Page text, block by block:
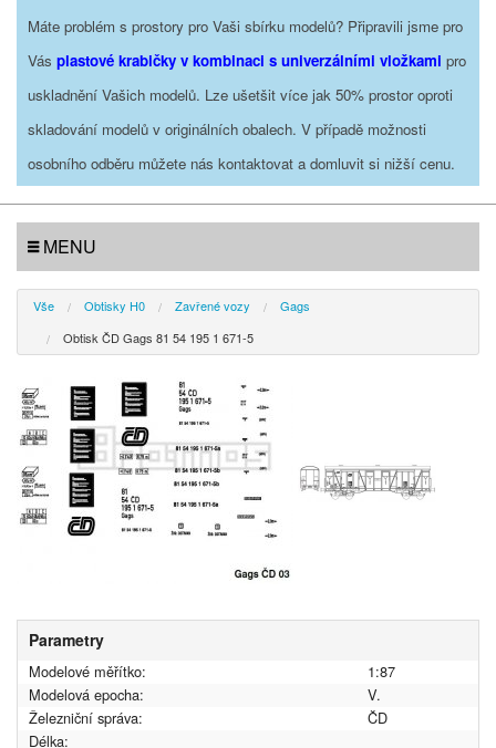
Máte problém s prostory pro Vaši sbírku modelů? Připravili jsme pro
Vás plastové krabičky v kombinaci s univerzálními vložkami pro
uskladnění Vašich modelů. Lze ušetšit více jak 50% prostor oproti
skladování modelů v originálních obalech. V případě možnosti
osobního odběru můžete nás kontaktovat a domluvit si nižší cenu.
MENU
Vše Obtisky H0 Zavřené vozy
Gags
Obtisk ČD Gags 81 54 195 1 671-5
Parametry
Modelové měřítko:
1:87
Modelová epocha:
V.
Železniční správa:
ČD
Délka: